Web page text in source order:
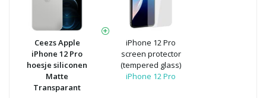
Ceezs Apple
iPhone 12 Pro
hoesje siliconen
Matte
Transparant
iPhone 12 Pro
screen protector
(tempered glass)
iPhone 12 Pro